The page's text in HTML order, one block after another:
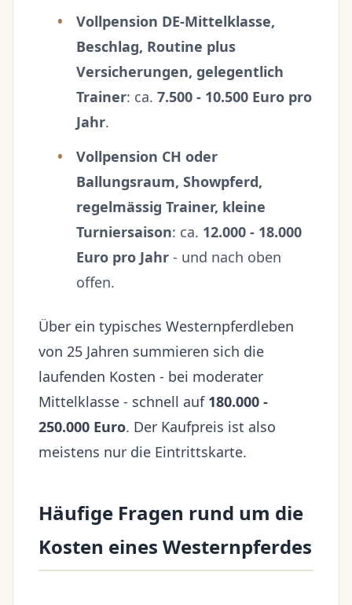
Vollpension DE-Mittelklasse,
Beschlag, Routine plus
Versicherungen, gelegentlich
Trainer: ca. 7.500 - 10.500 Euro pro
Jahr.
Vollpension CH oder
Ballungsraum, Showpferd,
regelmässig Trainer, kleine
Turniersaison: ca. 12.000 - 18.000
Euro pro Jahr - und nach oben
offen.
Über ein typisches Westernpferdleben
von 25 Jahren summieren sich die
laufenden Kosten - bei moderater
Mittelklasse - schnell auf 180.000 -
250.000 Euro. Der Kaufpreis ist also
meistens nur die Eintrittskarte.
Häufige Fragen rund um die
Kosten eines Westernpferdes